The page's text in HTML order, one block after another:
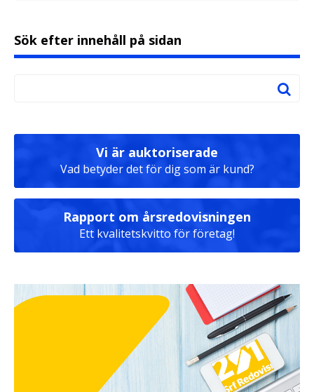
Sök efter innehåll på sidan
Vi är auktoriserade
Vad betyder det för dig som är kund?
Rapport om årsredovisningen
Ett kvalitetskvitto för företag!